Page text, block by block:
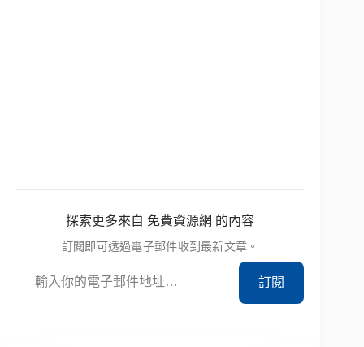
探索更多來自 免費資源網 的內容
訂閱即可透過電子郵件收到最新文章。
訂閱